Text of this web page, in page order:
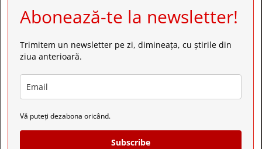
Abonează-te la newsletter!
Trimitem un newsletter pe zi, dimineața, cu știrile din
ziua anterioară.
Vă puteți dezabona oricând.
Subscribe